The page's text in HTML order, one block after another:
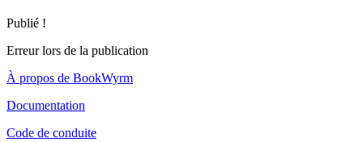
Publié !
Erreur lors de la publication
À propos de BookWyrm
Documentation
Code de conduite